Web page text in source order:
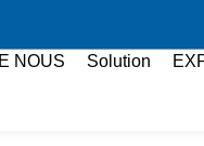
NOUS Solution